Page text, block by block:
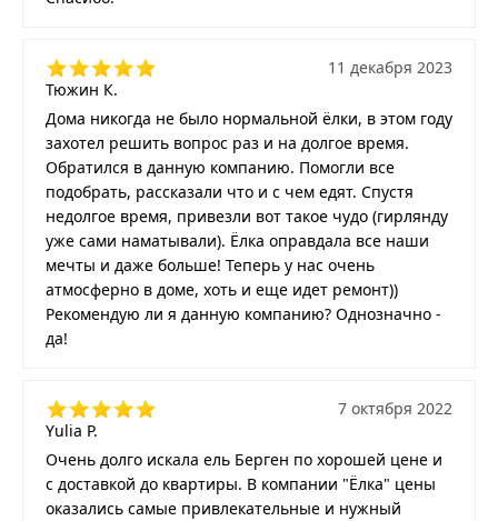
Тюжин К.
11 декабря 2023
Дома никогда не было нормальной ёлки, в этом году
захотел решить вопрос раз и на долгое время.
Обратился в данную компанию. Помогли все
подобрать, рассказали что и с чем едят. Спустя
недолгое время, привезли вот такое чудо (гирлянду
уже сами наматывали). Ёлка оправдала все наши
мечты и даже больше! Теперь у нас очень
атмосферно в доме, хоть и еще идет ремонт))
Рекомендую ли я данную компанию? Однозначно -
да!
Yulia P.
7 октября 2022
Очень долго искала ель Берген по хорошей цене и
с доставкой до квартиры. В компании "Ёлка" цены
оказались самые привлекательные и нужный